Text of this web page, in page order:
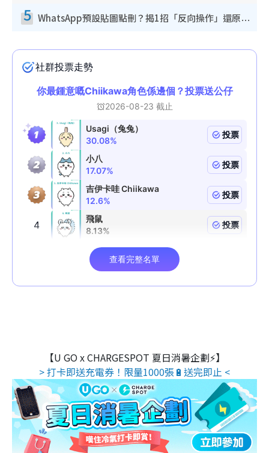
5 WhatsApp預設貼圖點刪？揭1招「反向操作」還原簡潔介面 附3步實測教學
【U GO x CHARGESPOT 夏日消暑企劃⚡】
> 打卡即送充電券！限量1000張🔋送完即止 <